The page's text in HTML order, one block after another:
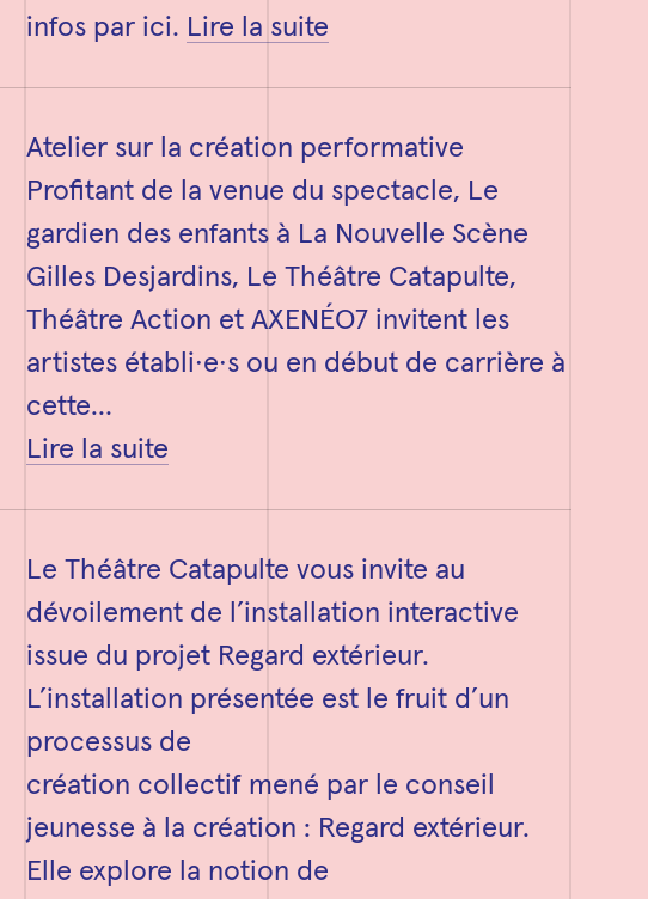
infos par ici. Lire la suite
Atelier sur la création performative
Profitant de la venue du spectacle, Le
gardien des enfants à La Nouvelle Scène
Gilles Desjardins, Le Théâtre Catapulte,
Théâtre Action et AXENÉO7 invitent les
artistes établi·e·s ou en début de carrière à
cette…
Lire la suite
Le Théâtre Catapulte vous invite au
dévoilement de l’installation interactive
issue du projet Regard extérieur.
L’installation présentée est le fruit d’un
processus de
création collectif mené par le conseil
jeunesse à la création : Regard extérieur.
Elle explore la notion de